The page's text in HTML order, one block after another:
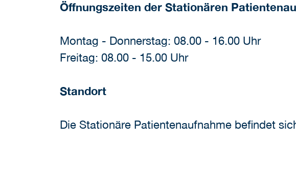
Öffnungszeiten der Stationären
Montag - Donnerstag: 08.00 - 16.00 Uhr
Freitag: 08.00 - 15.00 Uhr
Standort
Die Stationäre Patientenaufnahme befindet